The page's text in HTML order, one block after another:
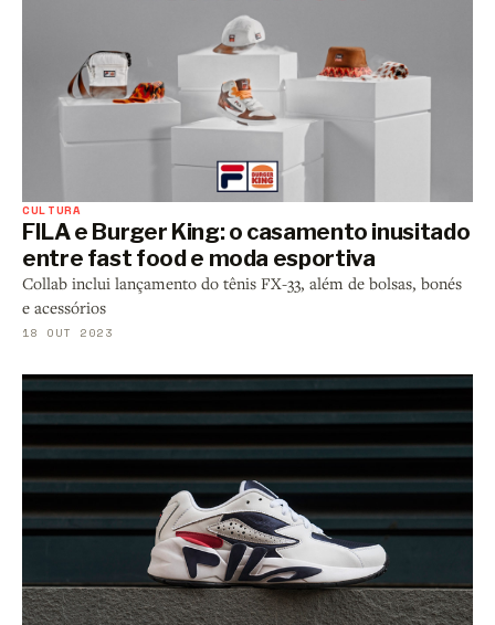
CULTURA
FILA e Burger King: o casamento inusitado
entre fast food e moda esportiva
Collab inclui lançamento do tênis FX-33, além de bolsas, bonés
e acessórios
18 OUT 2023